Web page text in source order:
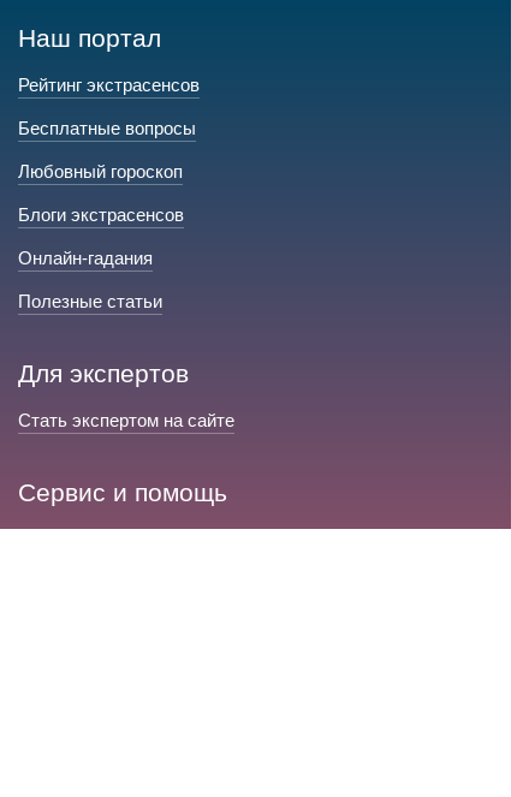
Наш портал
Рейтинг экстрасенсов
Бесплатные вопросы
Любовный гороскоп
Блоги экстрасенсов
Онлайн-гадания
Полезные статьи
Для экспертов
Стать экспертом на сайте
Сервис и помощь